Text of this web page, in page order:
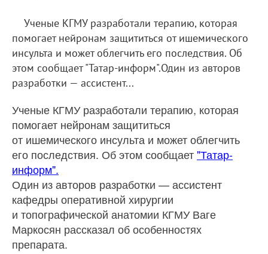
Ученые КГМУ разработали терапию, которая
помогает нейронам защититься от ишемического
инсульта и может облегчить его последствия. Об
этом сообщает "Татар-информ".Один из авторов
разработки — ассистент...
Ученые КГМУ разработали терапию, которая
помогает нейронам защититься
от ишемического инсульта и может облегчить
его последствия. Об этом сообщает "Татар-
информ".
Один из авторов разработки — ассистент
кафедры оперативной хирургии
и топографической анатомии КГМУ Ваге
Маркосян рассказал об особенностях
препарата.